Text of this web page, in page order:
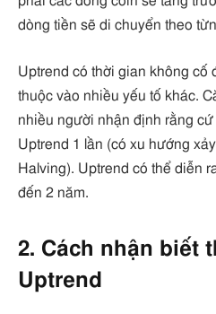
dòng tiền sẽ di chuyển theo
Uptrend có thời gian không cố
thuộc vào nhiều yếu tố khác.
nhiều người nhận định rằng
Uptrend 1 lần (có xu hướng
Halving). Uptrend có thể diễn
đến 2 năm.
2. Cách nhận biết
Uptrend